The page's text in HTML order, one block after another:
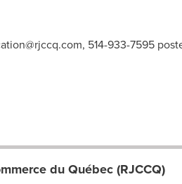
, 514-933-7595
du Québec (RJCCQ)